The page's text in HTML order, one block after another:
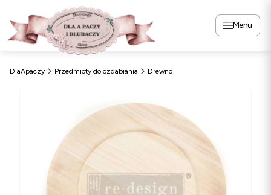
Menu
DlaApaczy Przedmioty do ozdabiania Drewno